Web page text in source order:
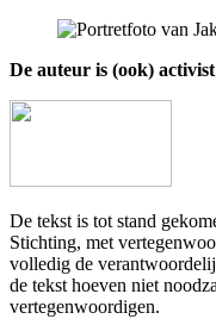
De auteur is (ook) activist
De tekst is tot stand
Stichting, met
volledig de
de tekst hoeven niet
vertegenwoordigen.